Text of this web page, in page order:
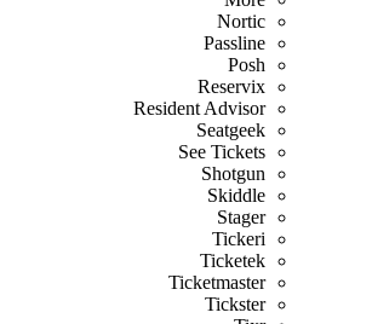
Nortic
Passline
Posh
Reservix
Resident Advisor
Seatgeek
See Tickets
Shotgun
Skiddle
Stager
Tickeri
Ticketek
Ticketmaster
Tickster